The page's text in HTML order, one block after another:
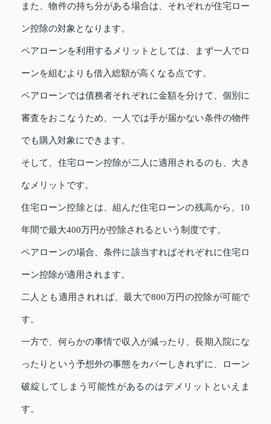
また、物件の持ち分がある場合は、それぞれが住宅ロー
ン控除の対象となります。
ペアローンを利用するメリットとしては、まず一人でロ
ーンを組むよりも借入総額が高くなる点です。
ペアローンでは債務者それぞれに金額を分けて、個別に
審査をおこなうため、一人では手が届かない条件の物件
でも購入対象にできます。
そして、住宅ローン控除が二人に適用されるのも、大き
なメリットです。
住宅ローン控除とは、組んだ住宅ローンの残高から、10
年間で最大400万円が控除されるという制度です。
ペアローンの場合、条件に該当すればそれぞれに住宅ロ
ーン控除が適用されます。
二人とも適用されれば、最大で800万円の控除が可能で
す。
一方で、何らかの事情で収入が減ったり、長期入院にな
ったりという予想外の事態をカバーしきれずに、ローン
破綻してしまう可能性があるのはデメリットといえま
す。